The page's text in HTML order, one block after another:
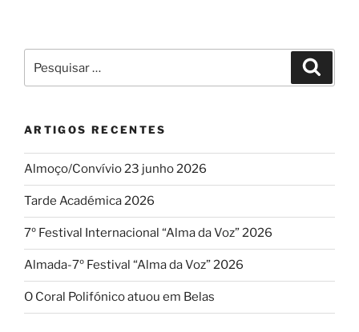
por:
ARTIGOS RECENTES
Almoço/Convívio 23 junho 2026
Tarde Académica 2026
7º Festival Internacional “Alma da Voz” 2026
Almada-7º Festival “Alma da Voz” 2026
O Coral Polifónico atuou em Belas